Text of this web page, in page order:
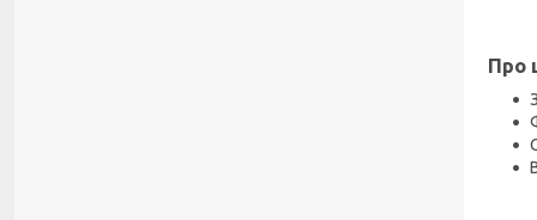
Про